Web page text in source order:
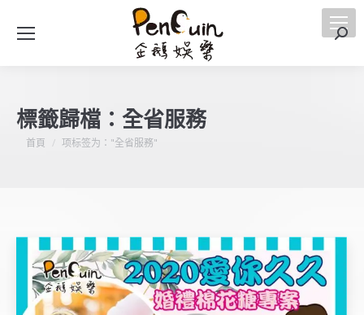
搜
標籤歸檔： 全省服務
您在這裡：
首頁 项标签为："全省服務"